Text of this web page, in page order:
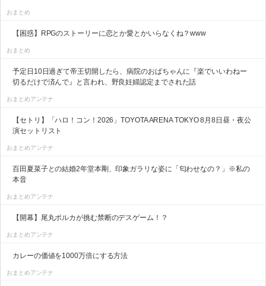
おまとめ
【困惑】RPGのストーリーに恋とか愛とかいらなくね？www
おまとめ
予定日10日過ぎて帝王切開したら、病院のおばちゃんに『楽でいいわねー
切るだけで済んで』と言われ、野良妊婦認定までされた話
おまとめアンテナ
【セトリ】「ハロ！コン！2026」TOYOTA ARENA TOKYO 8月8日昼・夜公
演セットリスト
おまとめアンテナ
百田夏菜子との結婚2年堂本剛、印象ガラリな姿に「匂わせなの？」※私の
本音
おまとめアンテナ
【開幕】尾丸ポルカが挑む禁断のデスゲーム！？
おまとめアンテナ
カレーの価値を1000万倍にする方法
おまとめアンテナ